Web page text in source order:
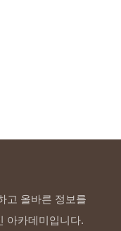
고 올바른 정보를
아카데미입니다.